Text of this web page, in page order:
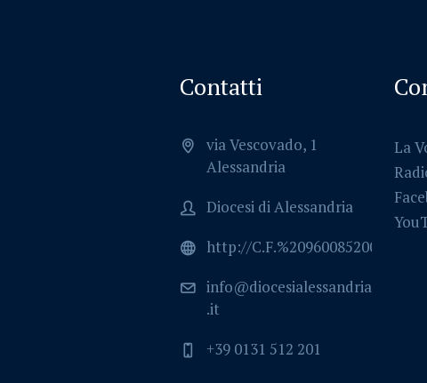
Contatti
via Vescovado, 1
Alessandria
Diocesi di Alessandria
http://C.F.%2096008520064
info@diocesialessandria
.it
+39 0131 512 201
La